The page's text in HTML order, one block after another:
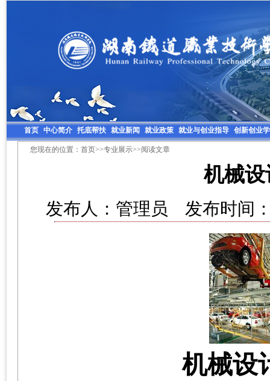
首页 中心简介 托底帮扶 就业新闻 就业政策 就业与创业指导 创新创业
您现在的位置：首页>>专业展示>>阅读文章
机械
发布人：管理员 发布时间
机械设